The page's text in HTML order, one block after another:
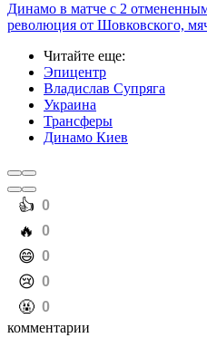
Динамо в матче с 2
революция от Шовковского,
Читайте еще:
Эпицентр
Владислав Супряга
Украина
Трансферы
Динамо Киев
️👍 0
️🔥 0
️😄 0
️😢 0
️🤬 0
комментарии